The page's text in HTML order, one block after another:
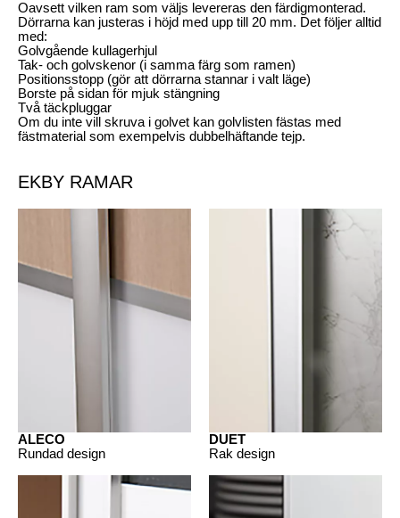
Oavsett vilken ram som väljs levereras den färdigmonterad.
Dörrarna kan justeras i höjd med upp till 20 mm. Det följer alltid
med:
Golvgående kullagerhjul
Tak- och golvskenor (i samma färg som ramen)
Positionsstopp (gör att dörrarna stannar i valt läge)
Borste på sidan för mjuk stängning
Två täckpluggar
Om du inte vill skruva i golvet kan golvlisten fästas med
fästmaterial som exempelvis dubbelhäftande tejp.
EKBY RAMAR
ALECO
Rundad design
DUET
Rak design